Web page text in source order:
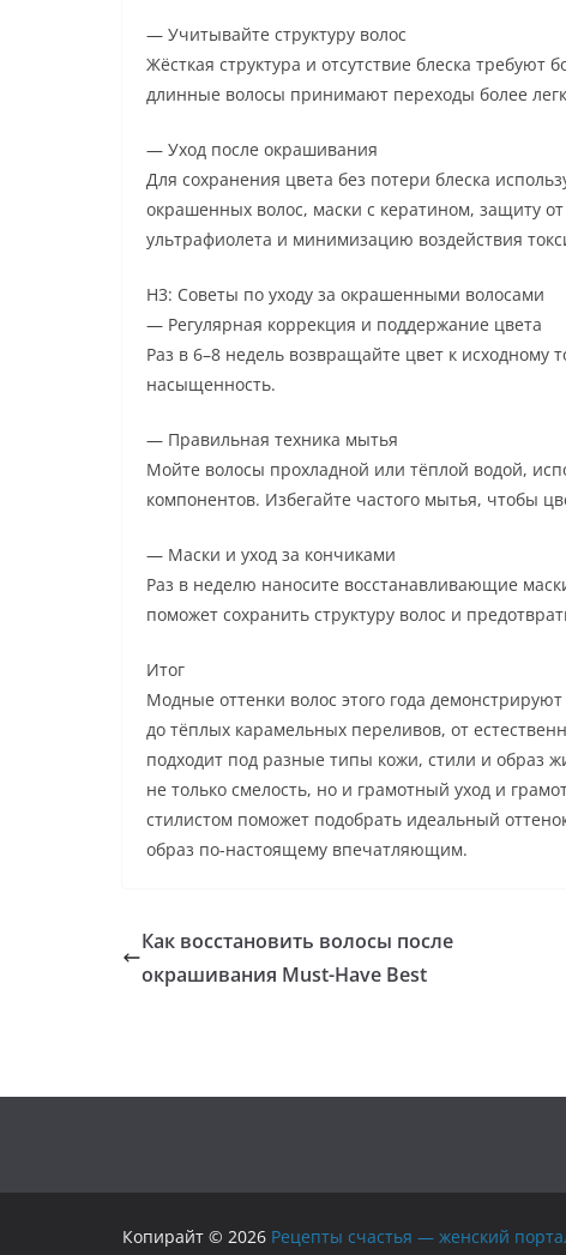
— Учитывайте структуру волос
Жёсткая структура и отсутствие блеска требуют
длинные волосы принимают переходы более
— Уход после окрашивания
Для сохранения цвета без потери блеска
окрашенных волос, маски с кератином, защиту
ультрафиолета и минимизацию воздействия
H3: Советы по уходу за окрашенными волосами
— Регулярная коррекция и поддержание цвета
Раз в 6–8 недель возвращайте цвет к исходному
насыщенность.
— Правильная техника мытья
Мойте волосы прохладной или тёплой водой,
компонентов. Избегайте частого мытья, чтобы
— Маски и уход за кончиками
Раз в неделю наносите восстанавливающие
поможет сохранить структуру волос и
Итог
Модные оттенки волос этого года
до тёплых карамельных переливов, от
подходит под разные типы кожи, стили и
не только смелость, но и грамотный уход и
стилистом поможет подобрать идеальный
образ по-настоящему впечатляющим.
Как восстановить волосы после
окрашивания Must-Have Best
Копирайт © 2026 Рецепты счастья — женский